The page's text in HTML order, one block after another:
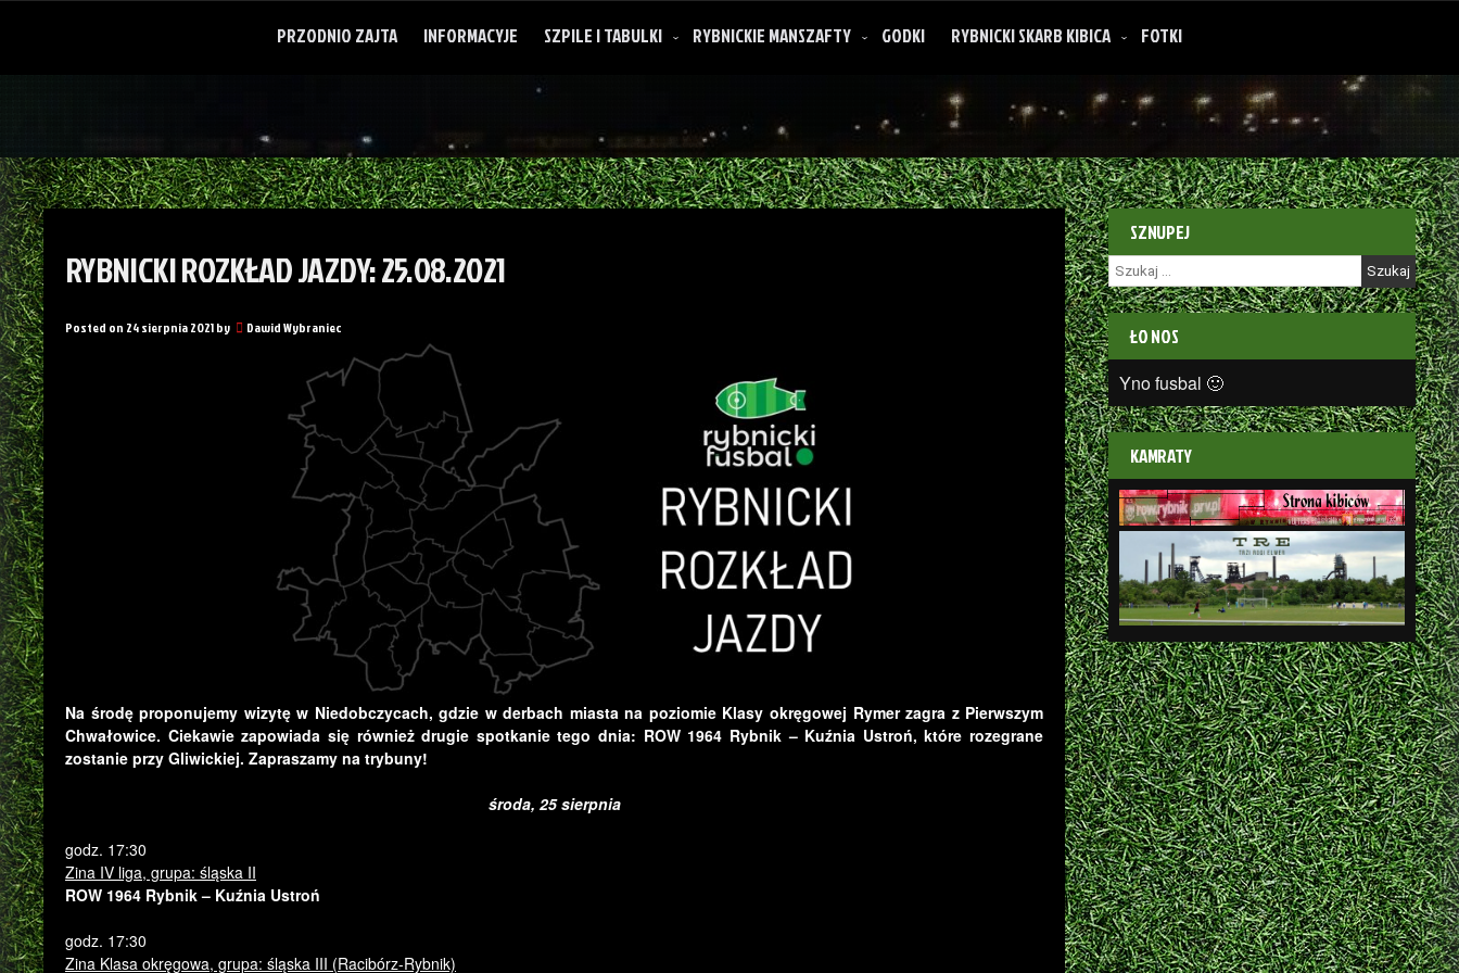
PRZODNIO ZAJTA INFORMACYJE SZPILE I TABULKI RYBNICKIE MANSZAFTY GODKI RYBNICKI SKARB KIBICA FOTKI
O rybnickich manszaftach
RYBNICKI ROZKŁAD JAZDY: 25.08.2021
Posted on 24 sierpnia 2021by Dawid Wybraniec
Na środę proponujemy wizytę w Niedobczycach, gdzie w derbach miasta na poziomie Klasy okręgowej Rymer zagra z Pierwszym
Chwałowice. Ciekawie zapowiada się również drugie spotkanie tego dnia: ROW 1964 Rybnik – Kuźnia Ustroń, które rozegrane
zostanie przy Gliwickiej. Zapraszamy na trybuny!
środa, 25 sierpnia
godz. 17:30
Zina IV liga, grupa: śląska II
ROW 1964 Rybnik – Kuźnia Ustroń
godz. 17:30
Zina Klasa okręgowa, grupa: śląska III (Racibórz-Rybnik)
SZNUPEJ
Szukaj:
ŁO NOS
Yno fusbal 🙂
KAMRATY